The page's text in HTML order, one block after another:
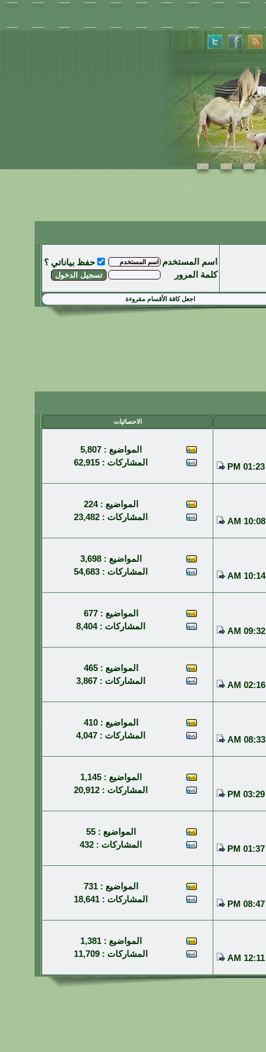
اسم المستخدم
حفظ بياناتي ؟
كلمة المرور
اجعل كافة الأقسام مقروءة
الاحصائيات
01:23 PM
المواضيع : 5,807
المشاركات : 62,915
10:08 AM
المواضيع : 224
المشاركات : 23,482
10:14 AM
المواضيع : 3,698
المشاركات : 54,683
09:32 AM
المواضيع : 677
المشاركات : 8,404
02:16 AM
المواضيع : 465
المشاركات : 3,867
08:33 AM
المواضيع : 410
المشاركات : 4,047
03:29 PM
المواضيع : 1,145
المشاركات : 20,912
01:37 PM
المواضيع : 55
المشاركات : 432
08:47 PM
المواضيع : 731
المشاركات : 18,641
12:11 AM
المواضيع : 1,381
المشاركات : 11,709